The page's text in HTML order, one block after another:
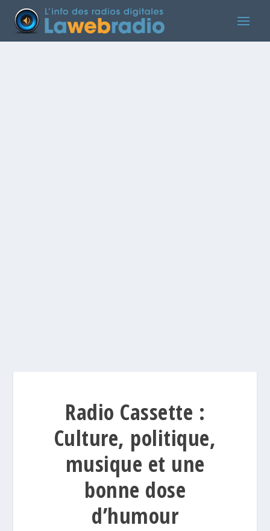
Radio Cassette :
Culture, politique,
musique et une
bonne dose
d’humour